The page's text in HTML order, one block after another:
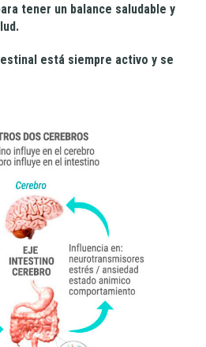
tener un balance saludable y
está siempre activo y se